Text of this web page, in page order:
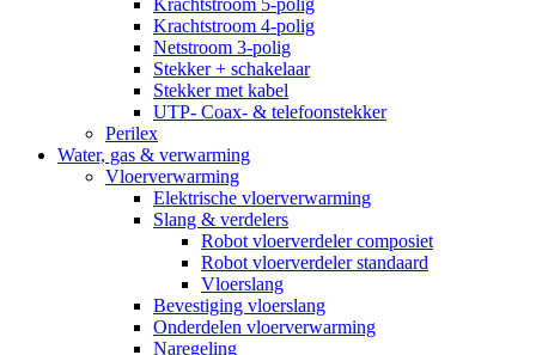
Krachtstroom 5-polig
Krachtstroom 4-polig
Netstroom 3-polig
Stekker + schakelaar
Stekker met kabel
UTP- Coax- & telefoonstekker
Perilex
Water, gas & verwarming
Vloerverwarming
Elektrische vloerverwarming
Slang & verdelers
Robot vloerverdeler composiet
Robot vloerverdeler standaard
Vloerslang
Bevestiging vloerslang
Onderdelen vloerverwarming
Naregeling